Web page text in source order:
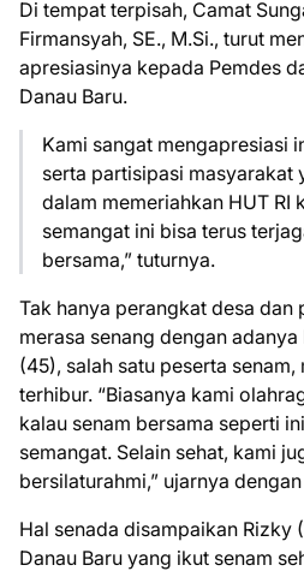
Di tempat terpisah, Camat
Firmansyah, SE., M.Si., turut
apresiasinya kepada Pemdes
Danau Baru.
Kami sangat mengapresiasi
serta partisipasi masyarakat
dalam memeriahkan HUT RI
semangat ini bisa terus
bersama,” tuturnya.
Tak hanya perangkat desa dan
merasa senang dengan
(45), salah satu peserta
terhibur. “Biasanya kami
kalau senam bersama seperti
semangat. Selain sehat, kami
bersilaturahmi,” ujarnya
Hal senada disampaikan Rizky
Danau Baru yang ikut senam